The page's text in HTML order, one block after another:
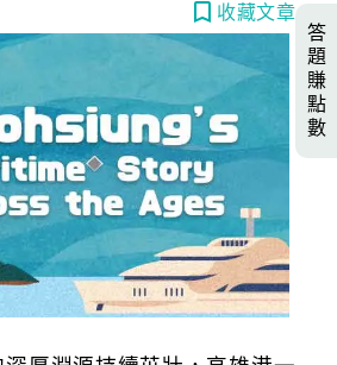
收藏文章
答
題
賺
點
數